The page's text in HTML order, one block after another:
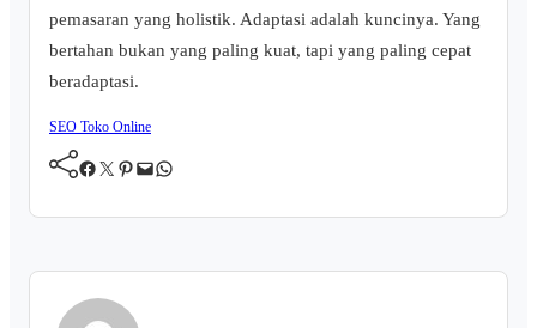
pemasaran yang holistik. Adaptasi adalah kuncinya. Yang
bertahan bukan yang paling kuat, tapi yang paling cepat
beradaptasi.
SEO Toko Online
Facebook Twitter Pinterest Mail WhatsApp